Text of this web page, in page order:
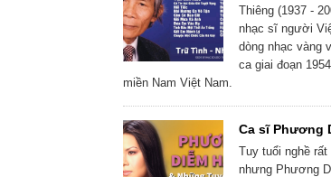
Thiêng (1937 -
nhạc sĩ người
dòng nhạc vàng
ca giai đoạn
miền Nam Việt Nam.
Ca sĩ Phương
Tuy tuổi nghề rất
nhưng Phương